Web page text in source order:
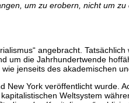
um zu erobern, nicht um
angebracht.
um die Jahrhundertwende
jenseits des akademischen
New York veröffentlicht wurde.
Weltsystem